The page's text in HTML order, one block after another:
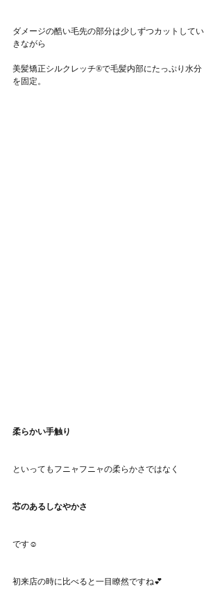
ダメージの酷い毛先の部分は少しずつカットしてい
きながら
美髪矯正シルクレッチ®︎で毛髪内部にたっぷり水分
を固定。
柔らかい手触り
といってもフニャフニャの柔らかさではなく
芯のあるしなやかさ
です☺️
初来店の時に比べると一目瞭然ですね💕